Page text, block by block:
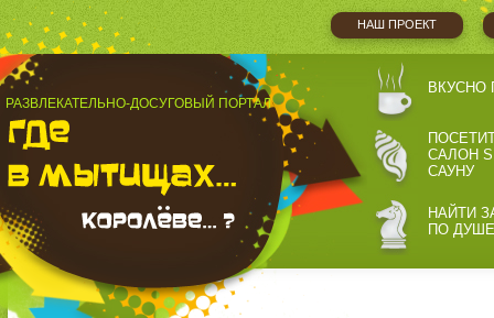
НАШ ПРОЕКТ
РАЗВЛЕКАТЕЛЬНО-ДОСУГОВЫЙ ПОРТАЛ
ВКУСНО
САЛОН
САУНУ
НАЙТИ
ПО ДУШЕ